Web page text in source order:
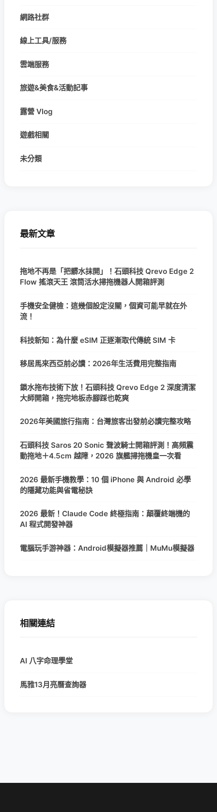
網路社群
線上工具/服務
雲端服務
旅遊&美食&活動記事
露營 Vlog
遊戲相關
未分類
最新文章
拖地不再是「把髒水抹開」！石頭科技 Qrevo Edge 2
Flow 搖滾天王 滾筒活水掃拖機器人開箱評測
手機安全健檢：這幾個設定沒關，個資可能早就在外
流！
科技新知：為什麼 eSIM 正逐漸取代傳統 SIM 卡
移居馬來西亞前必讀：2026年生活費用完整指南
鎖水拖布技術下放！石頭科技 Qrevo Edge 2 深度清潔
大師開箱，拖完地板赤腳踩也乾爽
2026年美國旅行指南：台灣旅客出發前必讀完整攻略
石頭科技 Saros 20 Sonic 聲波騎士開箱評測！高頻震
動拖地＋4.5cm 越障，2026 旗艦掃拖機皇一次看
2026 最新手機教學：10 個 iPhone 與 Android 必學
的隱藏功能與省電秘訣
2026 最新！Claude Code 終極指南：顛覆終端機的
AI 程式開發神器
電腦玩手游神器：Android模擬器推薦｜MuMu模擬器
相關連結
AI 八字命理學堂
馬雅13月亮曆查詢器